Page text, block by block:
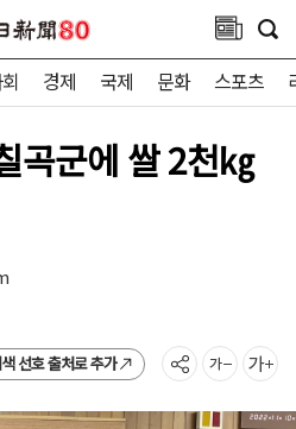
경제 국제 문화 스포츠
곡군에 쌀 2천㎏
선호 출처로 추가